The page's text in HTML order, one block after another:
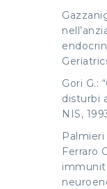
Gori G.:
disturbi
NIS,
Palmieri
Ferraro